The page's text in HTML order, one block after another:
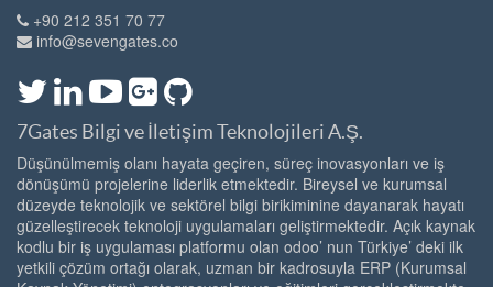
+90 212 351 70 77
info@sevengates.co
7Gates Bilgi ve İletişim Teknolojileri A.Ş.
Düşünülmemiş olanı hayata geçiren, süreç inovasyonları ve iş
dönüşümü projelerine liderlik etmektedir. Bireysel ve kurumsal
düzeyde teknolojik ve sektörel bilgi birikiminine dayanarak hayatı
güzelleştirecek teknoloji uygulamaları geliştirmektedir. Açık kaynak
kodlu bir iş uygulaması platformu olan odoo’ nun Türkiye’ deki ilk
yetkili çözüm ortağı olarak, uzman bir kadrosuyla ERP (Kurumsal